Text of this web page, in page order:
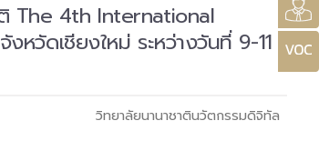
ติ The 4th International
วัดเชียงใหม่ ระหว่างวันที่ 9-11
วิทยาลัยนานาชาตินวัตกรรมดิจิทัล